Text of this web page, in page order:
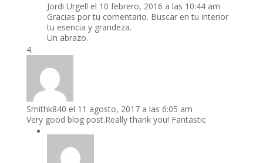
Jordi Urgell el 10 febrero, 2016 a las 10:44 am
Gracias por tu comentario. Buscar en tu interior
tu esencia y grandeza.
Un abrazo.
Smithk840 el 11 agosto, 2017 a las 6:05 am
Very good blog post.Really thank you! Fantastic